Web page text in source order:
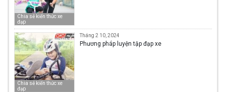
Chia sẻ kiến thức xe
đạp
Chia sẻ kiến thức xe
đạp
Tháng 2 10, 2024
Phương pháp luyện tập đạp xe